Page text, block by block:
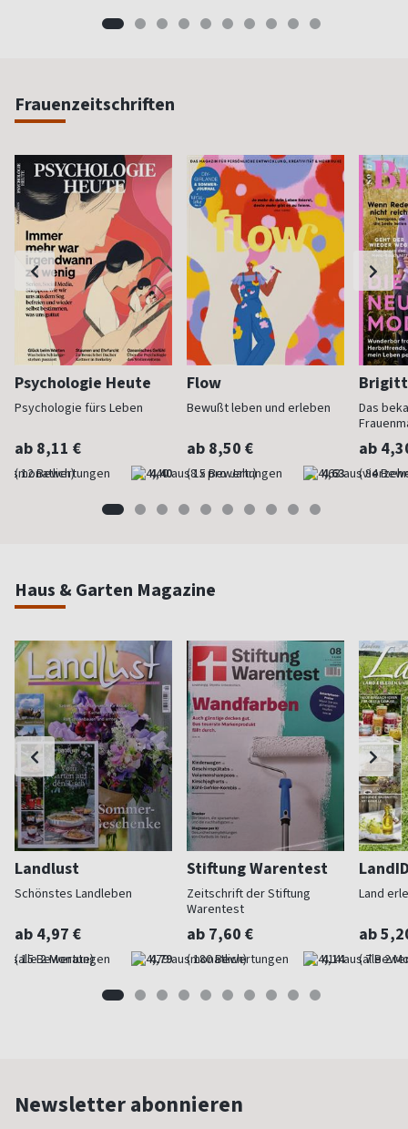
Frauenzeitschriften
Psychologie Heute
Psychologie fürs Leben
ab 8,11 €
(monatlich) 4,40
Flow
Bewußt leben und erleben
ab 8,50 €
(8 x pro Jahr) 4,63
Das
ab
Haus & Garten Magazine
Landlust
Schönstes Landleben
ab 4,97 €
(alle 2 Monate) 4,79
Stiftung Warentest
Zeitschrift der Stiftung
Warentest
ab 7,60 €
(monatlich) 4,14
Land
ab
(alle 2
Newsletter abonnieren